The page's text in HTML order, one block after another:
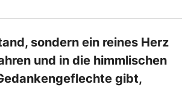
sondern ein reines Herz
und in die himmlischen
gibt,